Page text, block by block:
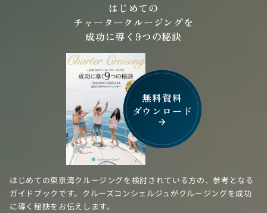
はじめての
チャータークルージングを
成功に導く9つの秘訣
無料資料
ダウンロード
arrow_forward
はじめての東京湾クルージングを検討されている方の、参考となる
ガイドブックです。クルーズコンシェルジュがクルージングを成功
に導く秘訣をお伝えします。